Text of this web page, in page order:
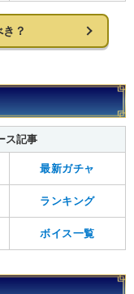
？
ス記事
最新ガチャ
ランキング
ボイス一覧